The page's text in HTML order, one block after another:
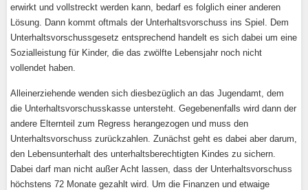
erwirkt und vollstreckt werden kann, bedarf es folglich einer anderen
Lösung. Dann kommt oftmals der Unterhaltsvorschuss ins Spiel. Dem
Unterhaltsvorschussgesetz entsprechend handelt es sich dabei um eine
Sozialleistung für Kinder, die das zwölfte Lebensjahr noch nicht
vollendet haben.
Alleinerziehende wenden sich diesbezüglich an das Jugendamt, dem
die Unterhaltsvorschusskasse untersteht. Gegebenenfalls wird dann der
andere Elternteil zum Regress herangezogen und muss den
Unterhaltsvorschuss zurückzahlen. Zunächst geht es dabei aber darum,
den Lebensunterhalt des unterhaltsberechtigten Kindes zu sichern.
Dabei darf man nicht außer Acht lassen, dass der Unterhaltsvorschuss
höchstens 72 Monate gezahlt wird. Um die Finanzen und etwaige